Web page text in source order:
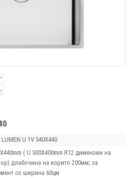
LUMEN U 1V 540X440
( U 500X400mm R12 димензии на
длабочина на корито 200мм; за
со ширина 60цм